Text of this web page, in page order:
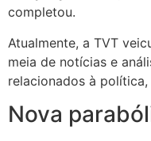
completou.
Atualmente, a TVT
meia de notícias e
relacionados à
Nova